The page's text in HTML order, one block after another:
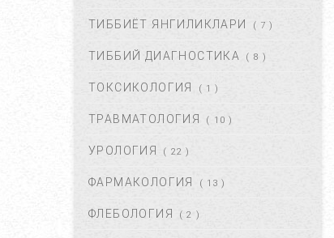
БАЧАДОН МИОМАСИ,
САБАБЛАРИ, БЕЛГИЛАРИ ВА
АПР 25, 2018
ЮЗГА АЛЛЕРГИЯ ТОШИШИ.
ТУРЛАРИ. ...
НОЯ 27, 2017
ҚОРИН ДАМ БЎЛИШИ
ТИББИЁТ ЯНГИЛИКЛАРИ ( 7 )
ТИББИЙ ДИАГНОСТИКА ( 8 )
ТОКСИКОЛОГИЯ ( 1 )
ТРАВМАТОЛОГИЯ ( 10 )
УРОЛОГИЯ ( 22 )
ФАРМАКОЛОГИЯ ( 13 )
ФЛЕБОЛОГИЯ ( 2 )